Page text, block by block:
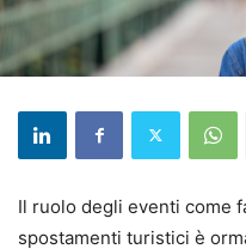
Il ruolo degli eventi come
spostamenti turistici è